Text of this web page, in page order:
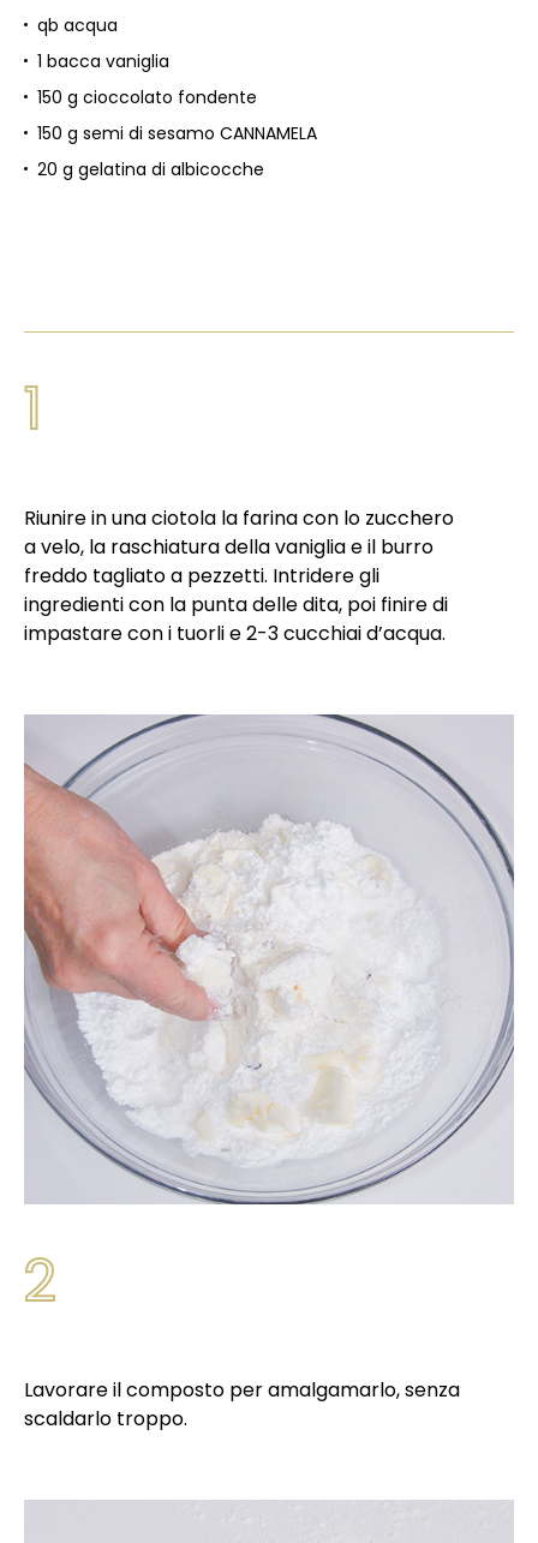
qb acqua
1 bacca vaniglia
150 g cioccolato fondente
150 g semi di sesamo CANNAMELA
20 g gelatina di albicocche
1
Riunire in una ciotola la farina con lo zucchero
a velo, la raschiatura della vaniglia e il burro
freddo tagliato a pezzetti. Intridere gli
ingredienti con la punta delle dita, poi finire di
impastare con i tuorli e 2-3 cucchiai d’acqua.
2
Lavorare il composto per amalgamarlo, senza
scaldarlo troppo.